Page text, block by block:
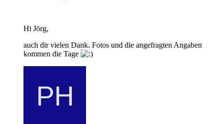
Hi Jörg,
auch dir vielen Dank. Fotos und die angefragten Angaben
kommen die Tage